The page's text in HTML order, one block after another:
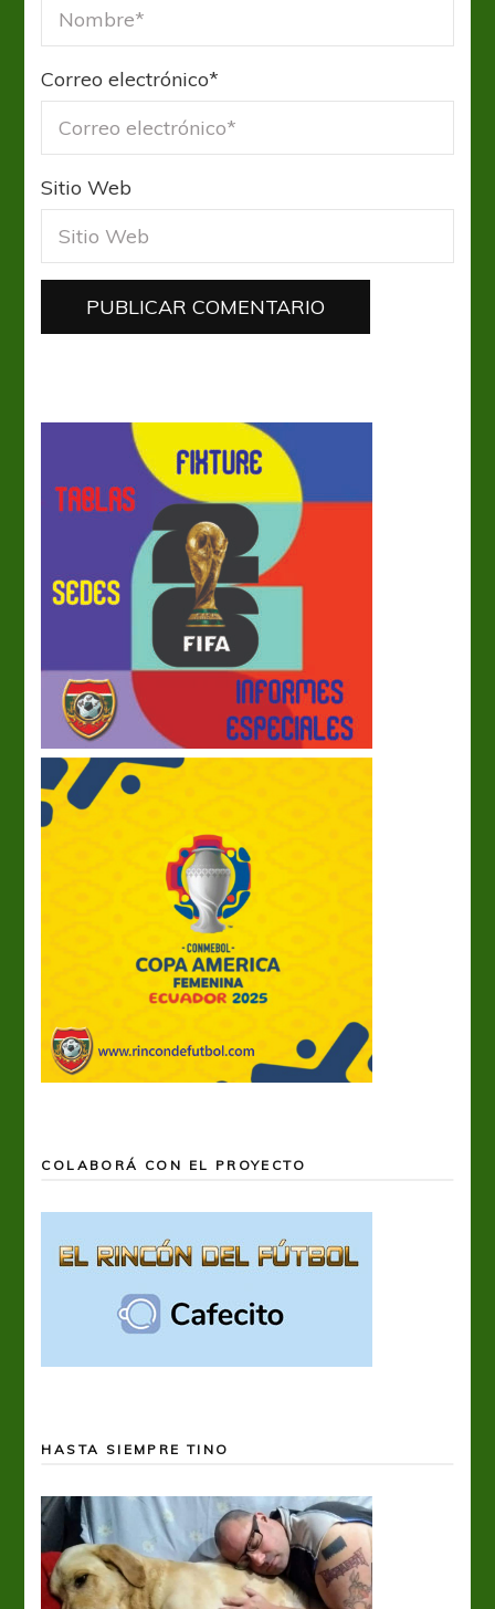
Correo electrónico*
Sitio Web
COLABORÁ CON EL PROYECTO
HASTA SIEMPRE TINO